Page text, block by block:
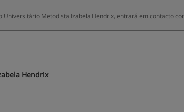
Universitário Metodista Izabela Hendrix, entrará em contacto
Hendrix